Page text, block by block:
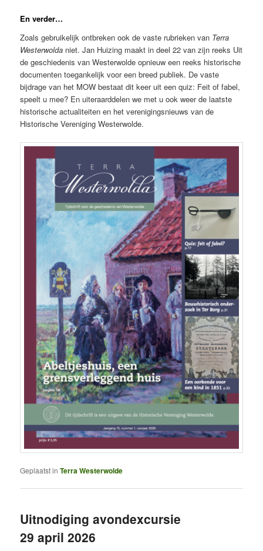
En verder…
Zoals gebruikelijk ontbreken ook de vaste rubrieken van Terra
Westerwolda niet. Jan Huizing maakt in deel 22 van zijn reeks Uit
de geschiedenis van Westerwolde opnieuw een reeks historische
documenten toegankelijk voor een breed publiek. De vaste
bijdrage van het MOW bestaat dit keer uit een quiz: Feit of fabel,
speelt u mee? En uiteraarddelen we met u ook weer de laatste
historische actualiteiten en het verenigingsnieuws van de
Historische Vereniging Westerwolde.
Geplaatst in Terra Westerwolde
Uitnodiging avondexcursie
29 april 2026